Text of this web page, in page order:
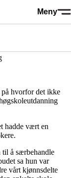
Meny
hvorfor det ikke
hadde vært en
til å særbehandle
sa hun var
vårt kjønnsdelte